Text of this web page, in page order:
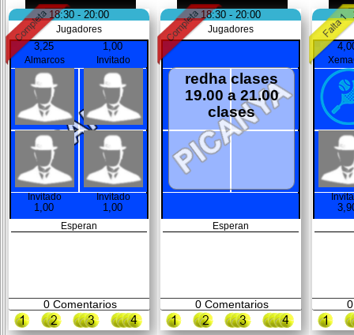
18:30 - 20:00
Jugadores
3,25
Almarcos
1,00
Invitado
Invitado
1,00
Invitado
1,00
Esperan
0Comentarios
18:30 - 20:00
Jugadores
redha clases
19.00 a 21.00
clases
Esperan
0Comentarios 0